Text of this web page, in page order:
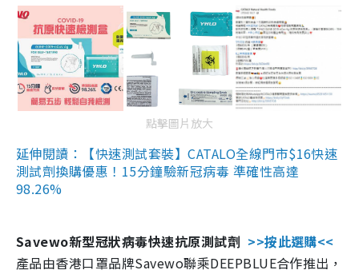
點擊圖片放大
延伸閱讀：【快速測試套裝】CATALO全線門市$16快速
測試劑換購優惠！15分鐘驗新冠病毒 準確性高達
98.26%
Savewo新型冠狀病毒快速抗原測試劑 >>按此選購<<
產品由香港口罩品牌Savewo聯乘DEEPBLUE合作推出，